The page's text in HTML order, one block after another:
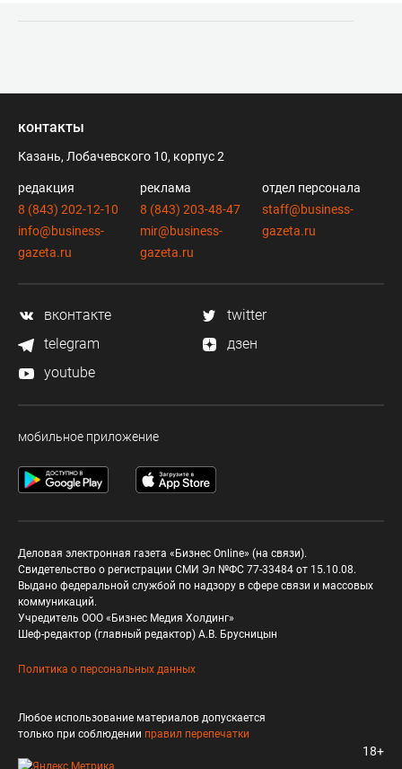
контакты
Казань, Лобачевского 10, корпус 2
редакция
8 (843) 202-12-10
info@business-
gazeta.ru
реклама
8 (843) 203-48-47
mir@business-
gazeta.ru
отдел персонала
staff@business-
gazeta.ru
вконтакте
twitter
telegram
дзен
youtube
мобильное приложение
Деловая электронная газета «Бизнес Online» (на связи).
Свидетельство о регистрации СМИ Эл №ФС 77-33484 от 15.10.08.
Выдано федеральной службой по надзору в сфере связи и массовых
коммуникаций.
Учредитель ООО «Бизнес Медия Холдинг»
Шеф-редактор (главный редактор) А.В. Брусницын
Политика о персональных данных
Любое использование материалов допускается
только при соблюдении правил перепечатки
18+